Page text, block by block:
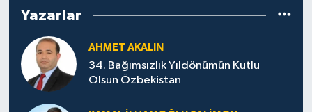
Yazarlar
AHMET AKALIN
34. Bağımsızlık Yıldönümün Kutlu
Olsun Özbekistan